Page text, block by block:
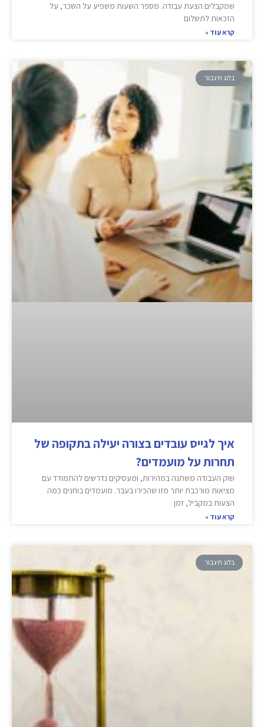
שמקבלים הצעת עבודה. מספר השעות משפיע על השכר, על
הזכאות לתשלום
קרא עוד »
בלוג תיגבור
איך לגייס עובדים בצורה יעילה בתקופה של
תחרות על מועמדים?
שוק העבודה משתנה במהירות, ומעסיקים נדרשים להתמודד עם
מציאות מורכבת יותר מזו שהכירו בעבר. מועמדים בוחנים כמה
הצעות במקביל, זמן
קרא עוד »
בלוג תיגבור